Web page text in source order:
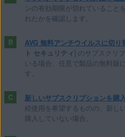
Professional / Enterprise /
ビット
Apple macOS 12.x (Monterey)
Apple macOS 11.x（Big Sur）
Apple macOS 10.15.x（Catalina）
Apple macOS 10.14.x（Mojave）
Apple macOS 10.12.x（Sierra）
Apple Mac OS X 10.11.x（El
ンの有効期限が切れていること
れたかを確認します。
AVG 無料アンチウイルスに切り
ト セキュリティ ] のサブスクリ
いる場合、任意で製品の無料版
す。
新しいサブスクリプションを購
続使用を希望するものの、新し
購入していない場合。